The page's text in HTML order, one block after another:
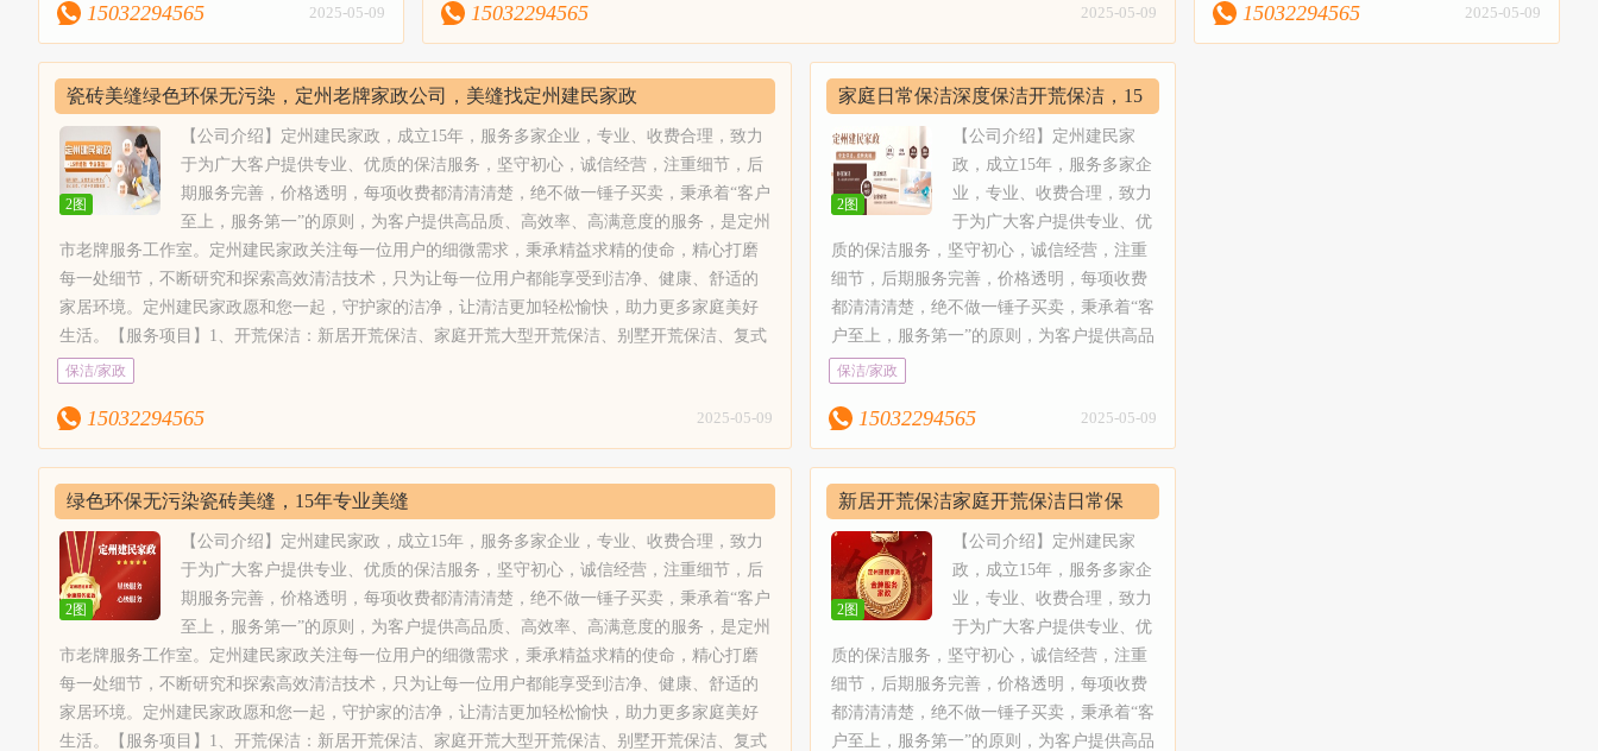
户的细微需求，秉承精益求精的使命，精心
打磨每一处细节，不断研究和探索高效清洁
健康、舒适的家居环境。定州建民家政愿和
您一起，守护家的洁净，让清洁更加轻松愉
快，助力更多家庭美好生活。【服务项目】
1、开荒保洁：新居开荒保洁、家庭开荒大
型开荒保洁、别墅开荒保洁、复式楼开荒保
洁、空房开荒，山庄，别墅，四合院，宾
馆，家庭开荒保洁、医院保洁、学校保洁、
公司保洁、仓库保洁等；2、别墅开荒保
洁：定州建民家政配合专业保洁工具、设备
和各种类型的清洁剂，经验丰富的现场调
度、指挥者，技能熟练的保洁员；3、家庭
精细保洁：二手房保洁、出租房保洁、空房
清洗保洁、闲置房保洁、新居居室保洁；
4、物业保洁：专业保洁人员，制定物业保
洁标准，配合实施物业保洁管理制度，让小
区业主生活的更安心；5、玻璃清洗：采用
双擦技术，做到玻璃表面无水痕、无手印、
无污渍、光亮洁净。6、专业美缝：瓷砖美
缝剂施工、真瓷胶施工、瓷砖美缝、瓷砖黑
缝处理、瓷砖美容、地砖美缝等，定州建民
家政选取正规卓高美缝剂，绿色环保无污
染，可扫描瓶身查验真伪；7、地毯清洗：
山庄地毯清洗，沙发清洗、皮沙发清洗保
15032294565 2025-05-09
洁剂，经验丰富的现场调度、指挥者，技能熟练的保洁员；3、家庭精细保洁：二手房保洁、出租
房保洁、空房清洗保洁、闲置房保洁、新居居室保洁；4、物业保洁：专业保洁人员，制定物业保
做到玻璃表面无水痕、无手印、无污渍、光亮洁净。6、专业美缝：瓷砖美缝剂施工、真瓷胶施
工、瓷砖美缝、瓷砖黑缝处理、瓷砖美容、地砖美缝等，定州建民家政选取正规卓高美缝剂，绿
色环保无污染，可扫描瓶身查验真伪；7、地毯清洗：山庄地毯清洗，沙发清洗、皮沙发清洗保
养、清洗消毒，家庭块毯、酒店地毯，商务楼地毯、家用块毯，纯毛块毯、纤维块毯，混纺地毯
清洗。8、沙发清洗；皮革工艺清洗、真皮工艺清洗。9、纱窗安装：专业安装纱窗；10、家具家
电清洗：抽油烟机清洗、布艺沙发清洗、吊顶灯清洗、水晶灯清洗、地毯清洗等。【服务流程】
1、接收到预约，售前客服联系确定好时间；2、定州建民家政专业的服务人员上门提供专业的服
务；3、检查好服务区域及范围干净、无灰尘，物品整理归位；4、客户亲自验收，满意后确认。
【服务保障】1、员工为固定员工。2、员工都经过专业培训，并且还会不定期的组织培训和学
习，以提高定州建民家政员工的服务技能和服务水平。3、我们员工自己携带保洁工具和清洁剂，
尽量不麻烦客户。定州建民家政所有清洁剂为绿色，环保，中性的清洁剂对你的家居倍加呵护。
4、明码标价，满意付款，不收小费。【服务收费】定州建民家政需要根据具体面积、清理难度等
进行收费。
15032294565 2025-05-09
户的细微需求，秉承精益求精的使命，精心
打磨每一处细节，不断研究和探索高效清洁
15032294565 2025-05-09
瓷砖美缝绿色环保无污染，定州老牌家政公司，美缝找定州建民家政
2图
【公司介绍】定州建民家政，成立15年，服务多家企业，专业、收费合理，致力
于为广大客户提供专业、优质的保洁服务，坚守初心，诚信经营，注重细节，后
期服务完善，价格透明，每项收费都清清清楚，绝不做一锤子买卖，秉承着“客户
至上，服务第一”的原则，为客户提供高品质、高效率、高满意度的服务，是定州
市老牌服务工作室。定州建民家政关注每一位用户的细微需求，秉承精益求精的使命，精心打磨
每一处细节，不断研究和探索高效清洁技术，只为让每一位用户都能享受到洁净、健康、舒适的
家居环境。定州建民家政愿和您一起，守护家的洁净，让清洁更加轻松愉快，助力更多家庭美好
生活。【服务项目】1、开荒保洁：新居开荒保洁、家庭开荒大型开荒保洁、别墅开荒保洁、复式
楼开荒保洁、空房开荒，山庄，别墅，四合院，宾馆，家庭开荒保洁、医院保洁、学校保洁、公
洁剂，经验丰富的现场调度、指挥者，技能熟练的保洁员；3、家庭精细保洁：二手房保洁、出租
房保洁、空房清洗保洁、闲置房保洁、新居居室保洁；4、物业保洁：专业保洁人员，制定物业保
做到玻璃表面无水痕、无手印、无污渍、光亮洁净。6、专业美缝：瓷砖美缝剂施工、真瓷胶施
工、瓷砖美缝、瓷砖黑缝处理、瓷砖美容、地砖美缝等，定州建民家政选取正规卓高美缝剂，绿
色环保无污染，可扫描瓶身查验真伪；7、地毯清洗：山庄地毯清洗，沙发清洗、皮沙发清洗保
养、清洗消毒，家庭块毯、酒店地毯，商务楼地毯、家用块毯，纯毛块毯、纤维块毯，混纺地毯
清洗。8、沙发清洗；皮革工艺清洗、真皮工艺清洗。9、纱窗安装：专业安装纱窗；10、家具家
电清洗：抽油烟机清洗、布艺沙发清洗、吊顶灯清洗、水晶灯清洗、地毯清洗等。【服务流程】
1、接收到预约，售前客服联系确定好时间；2、定州建民家政专业的服务人员上门提供专业的服
务；3、检查好服务区域及范围干净、无灰尘，物品整理归位；4、客户亲自验收，满意后确认。
【服务保障】1、员工为固定员工。2、员工都经过专业培训，并且还会不定期的组织培训和学
保洁/家政
15032294565 2025-05-09
家庭日常保洁深度保洁开荒保洁，15
年专业金牌服务
2图
【公司介绍】定州建民家
政，成立15年，服务多家企
业，专业、收费合理，致力
于为广大客户提供专业、优
质的保洁服务，坚守初心，诚信经营，注重
细节，后期服务完善，价格透明，每项收费
都清清清楚，绝不做一锤子买卖，秉承着“客
户至上，服务第一”的原则，为客户提供高品
质、高效率、高满意度的服务，是定州市老
户的细微需求，秉承精益求精的使命，精心
打磨每一处细节，不断研究和探索高效清洁
健康、舒适的家居环境。定州建民家政愿和
您一起，守护家的洁净，让清洁更加轻松愉
快，助力更多家庭美好生活。【服务项目】
1、开荒保洁：新居开荒保洁、家庭开荒大
型开荒保洁、别墅开荒保洁、复式楼开荒保
洁、空房开荒，山庄，别墅，四合院，宾
馆，家庭开荒保洁、医院保洁、学校保洁、
公司保洁、仓库保洁等；2、别墅开荒保
洁：定州建民家政配合专业保洁工具、设备
保洁/家政
15032294565 2025-05-09
绿色环保无污染瓷砖美缝，15年专业美缝
2图
【公司介绍】定州建民家政，成立15年，服务多家企业，专业、收费合理，致力
于为广大客户提供专业、优质的保洁服务，坚守初心，诚信经营，注重细节，后
期服务完善，价格透明，每项收费都清清清楚，绝不做一锤子买卖，秉承着“客户
至上，服务第一”的原则，为客户提供高品质、高效率、高满意度的服务，是定州
市老牌服务工作室。定州建民家政关注每一位用户的细微需求，秉承精益求精的使命，精心打磨
每一处细节，不断研究和探索高效清洁技术，只为让每一位用户都能享受到洁净、健康、舒适的
家居环境。定州建民家政愿和您一起，守护家的洁净，让清洁更加轻松愉快，助力更多家庭美好
生活。【服务项目】1、开荒保洁：新居开荒保洁、家庭开荒大型开荒保洁、别墅开荒保洁、复式
新居开荒保洁家庭开荒保洁日常保
洁，定州建民家政15年专业服务
2图
【公司介绍】定州建民家
政，成立15年，服务多家企
业，专业、收费合理，致力
于为广大客户提供专业、优
质的保洁服务，坚守初心，诚信经营，注重
细节，后期服务完善，价格透明，每项收费
都清清清楚，绝不做一锤子买卖，秉承着“客
户至上，服务第一”的原则，为客户提供高品